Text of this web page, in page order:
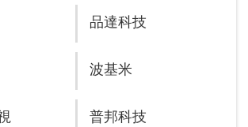
品達科技
波基米
普邦科技